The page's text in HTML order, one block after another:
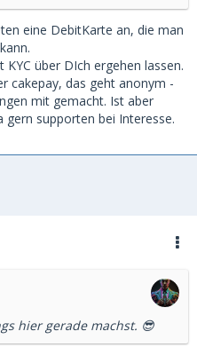
eine DebitKarte an, die man
über DIch ergehen lassen.
cakepay, das geht anonym -
mit gemacht. Ist aber
supporten bei Interesse.
hier gerade machst. 😎